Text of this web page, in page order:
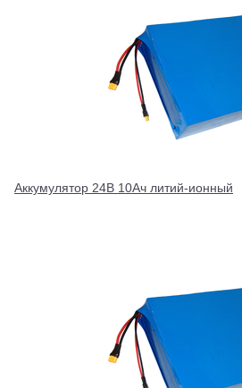
Аккумулятор 24В 10Ач литий-ионный